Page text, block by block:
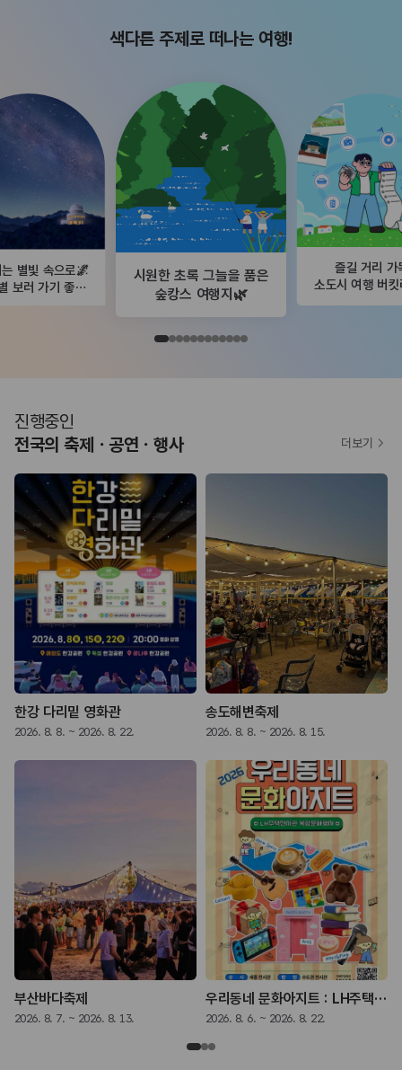
색다른 주제로 떠나는 여행!
별빛 속으로🌌
보러 가기 좋은
시원한 초록 그늘을 품은
숲캉스 여행지🌿
즐길 거리 가
소도시 여행 버킷
진행중인
전국의 축제ㆍ공연ㆍ행사
한강 다리밑 영화관
2026. 8. 8. ~ 2026. 8. 22.
송도해변축제
2026. 8. 8. ~ 2026. 8. 15.
부산바다축제
2026. 8. 7. ~ 2026. 8. 13.
우리동네 문화아지트 : LH주택전시관 복합문화행사
2026. 8. 6. ~ 2026. 8. 22.
더보기